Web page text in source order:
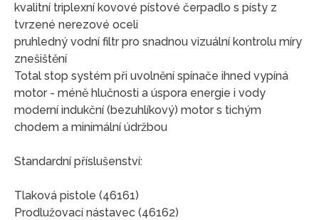
kvalitní triplexní kovové pístové čerpadlo s písty z
tvrzené nerezové oceli
pruhledný vodní filtr pro snadnou vizuální kontrolu míry
znešištění
Total stop systém při uvolnění spínače ihned vypíná
motor - méně hlučnosti a úspora energie i vody
moderní indukční (bezuhlíkový) motor s tichým
chodem a minimální údržbou
Standardní příslušenství:
Tlaková pistole (46161)
Prodlužovací nástavec (46162)